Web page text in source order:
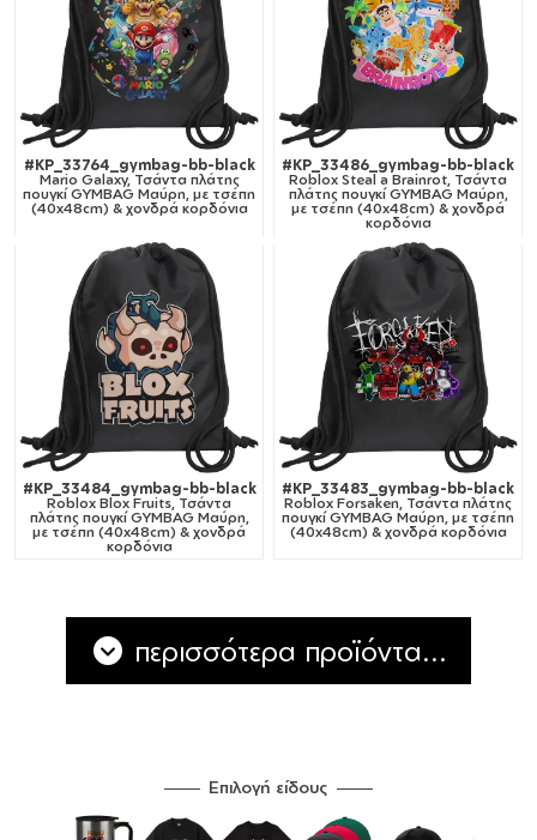
#KP_33764_gymbag-bb-black
Mario Galaxy, Τσάντα πλάτης
πουγκί GYMBAG Μαύρη, με τσέπη
(40x48cm) & χονδρά κορδόνια
#KP_33486_gymbag-bb-black
Roblox Steal a Brainrot, Τσάντα
πλάτης πουγκί GYMBAG Μαύρη,
με τσέπη (40x48cm) & χονδρά
κορδόνια
#KP_33484_gymbag-bb-black
Roblox Blox Fruits, Τσάντα
πλάτης πουγκί GYMBAG Μαύρη,
με τσέπη (40x48cm) & χονδρά
κορδόνια
#KP_33483_gymbag-bb-black
Roblox Forsaken, Τσάντα πλάτης
πουγκί GYMBAG Μαύρη, με τσέπη
(40x48cm) & χονδρά κορδόνια
περισσότερα προϊόντα...
Επιλογή είδους